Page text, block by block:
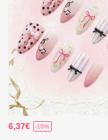
6,37€ -10%